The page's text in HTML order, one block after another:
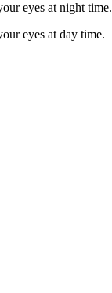
eyes at night time.
eyes at day time.